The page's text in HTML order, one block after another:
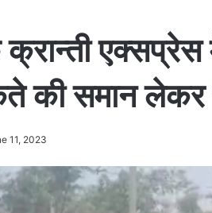
क्रान्ती
की समान लेकर
11, 2023